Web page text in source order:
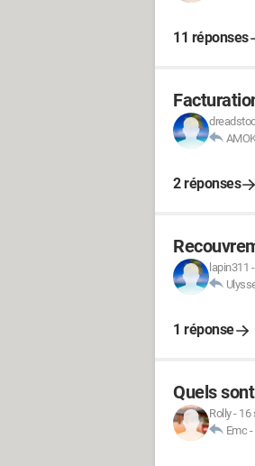
11 réponses
2 réponses
lapin311 -
1 réponse
Quels
Rolly- 16
Emc -